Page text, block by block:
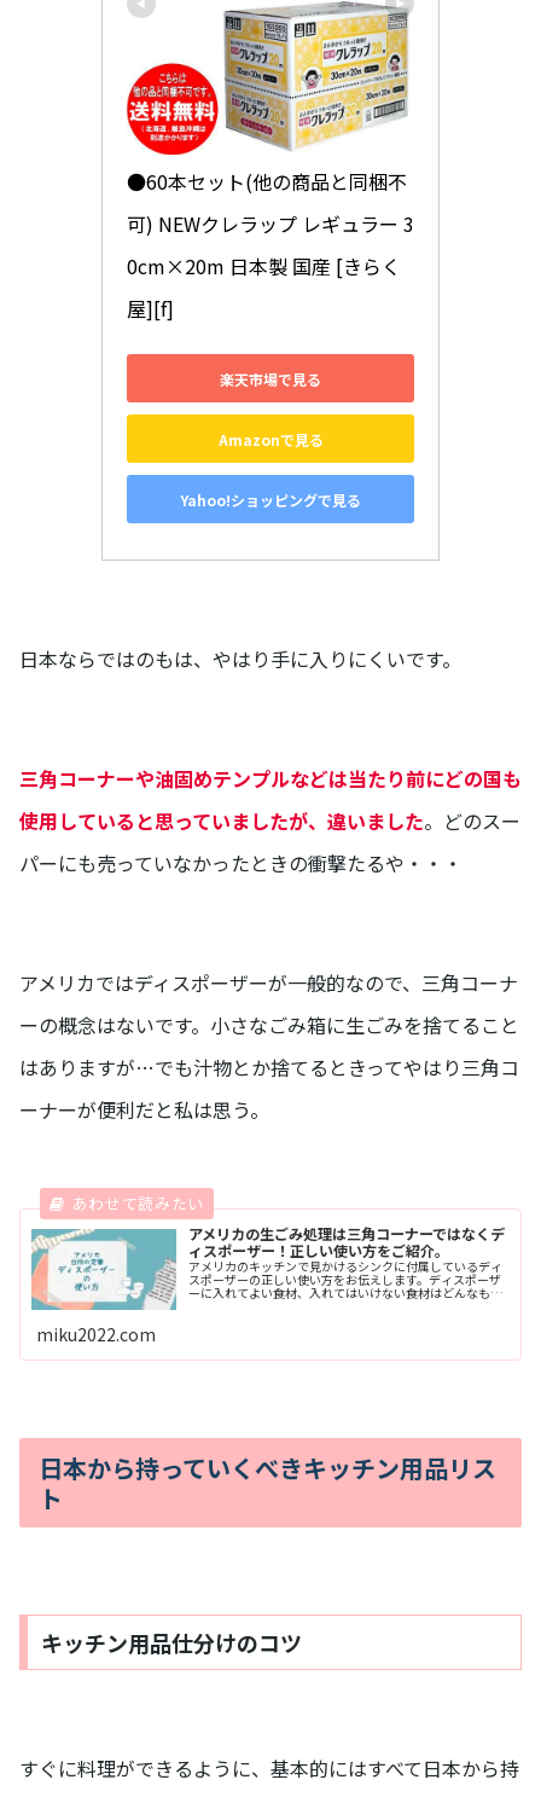
●60本セット(他の商品と同梱不
可) NEWクレラップ レギュラー 3
0cm×20m 日本製 国産 [きらく
屋][f]
楽天市場で見る
Amazonで見る
Yahoo!ショッピングで見る
日本ならではのもは、やはり手に入りにくいです。
三角コーナーや油固めテンプルなどは当たり前にどの国も
使用していると思っていましたが、違いました。どのスー
パーにも売っていなかったときの衝撃たるや・・・
アメリカではディスポーザーが一般的なので、三角コーナ
ーの概念はないです。小さなごみ箱に生ごみを捨てること
はありますが…でも汁物とか捨てるときってやはり三角コ
ーナーが便利だと私は思う。
アメリカの生ごみ処理は三角コーナーではなくデ
ィスポーザー！正しい使い方をご紹介。
アメリカのキッチンで見かけるシンクに付属しているディ
スポーザーの正しい使い方をお伝えします。ディスポーザ
ーに入れてよい食材、入れてはいけない食材はどんなも
miku2022.com
日本から持っていくべきキッチン用品リス
ト
キッチン用品仕分けのコツ
すぐに料理ができるように、基本的にはすべて日本から持